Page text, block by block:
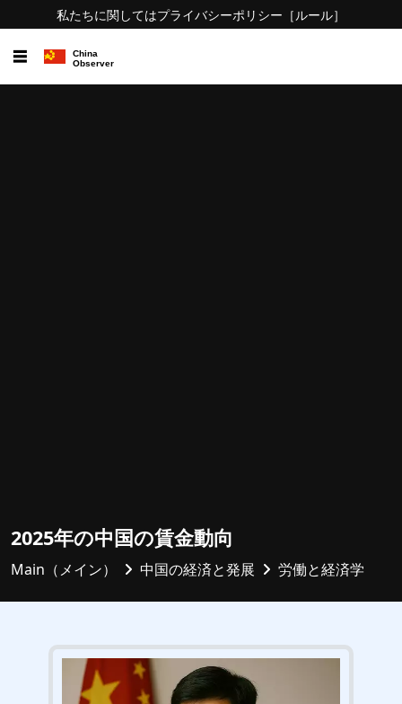
私たちに関してはプライバシーポリシー ［ルール］
☰
2025年の中国の賃金動向
Main（メイン） 中国の経済と発展 労働と経済学